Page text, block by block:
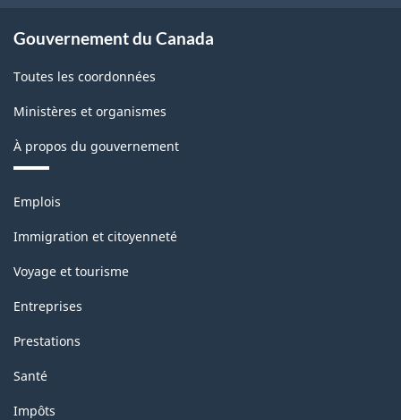
Gouvernement du Canada
Toutes les coordonnées
Ministères et organismes
À propos du gouvernement
Thèmes
sujets
Emplois
Immigration et citoyenneté
Voyage et tourisme
Entreprises
Prestations
Santé
Impôts